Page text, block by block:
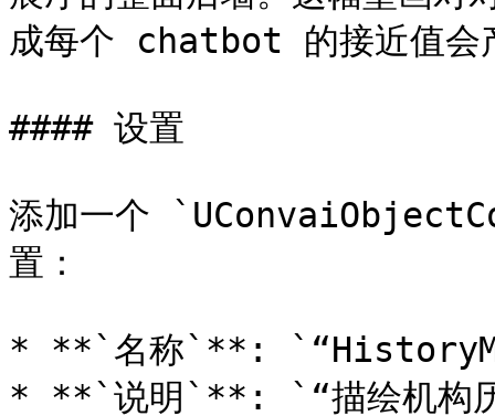
成每个 chatbot 的接近值会
#### 设置
添加一个
置：
* **`名称`**:
* **`说明`**: `“描绘机构历